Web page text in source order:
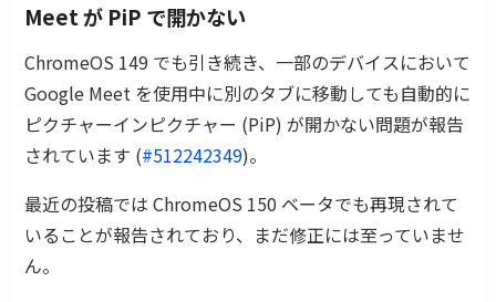
Meet が PiP で開かない
ChromeOS 149 でも引き続き、一部のデバイスにおいて
Google Meet を使用中に別のタブに移動しても自動的に
ピクチャーインピクチャー (PiP) が開かない問題が報告
されています (#512242349)。
最近の投稿では ChromeOS 150 ベータでも再現されて
いることが報告されており、まだ修正には至っていませ
ん。